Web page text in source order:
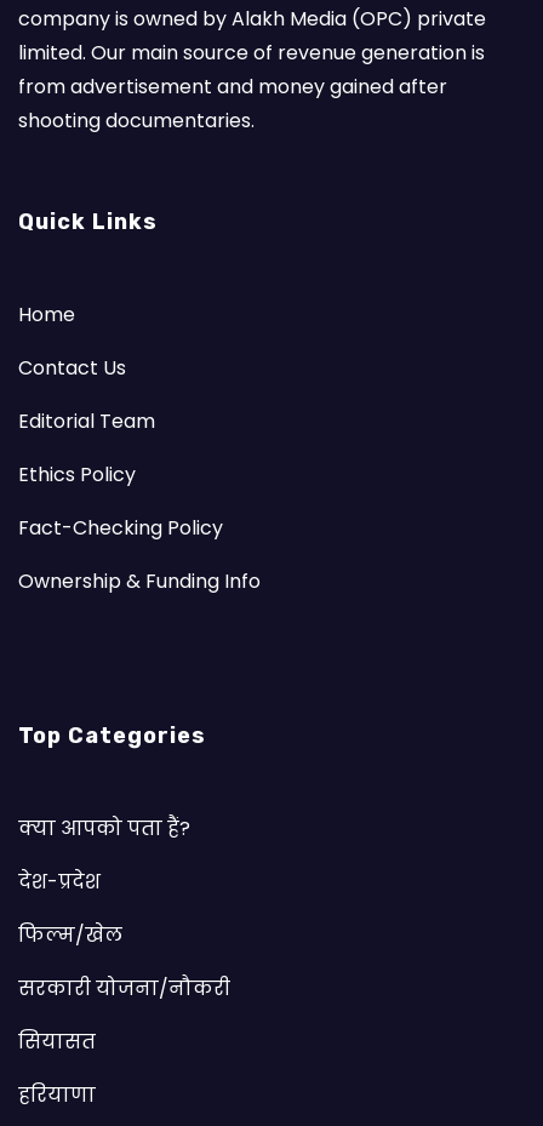
company is owned by Alakh Media (OPC) private
limited. Our main source of revenue generation is
from advertisement and money gained after
shooting documentaries.
Quick Links
Home
Contact Us
Editorial Team
Ethics Policy
Fact-Checking Policy
Ownership & Funding Info
Top Categories
क्या आपको पता हैं?
देश-प्रदेश
फिल्म/खेल
सरकारी योजना/नौकरी
सियासत
हरियाणा